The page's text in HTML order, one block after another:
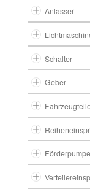
Anlasser
Schalter
Geber